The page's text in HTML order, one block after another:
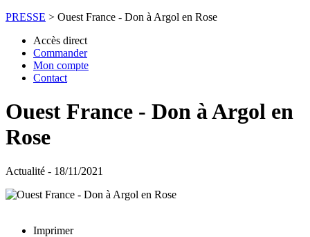
PRESSE > Ouest France - Don à Argol en Rose
Accès direct
Commander
Mon compte
Contact
Ouest France - Don à Argol en
Rose
Actualité - 18/11/2021
Imprimer